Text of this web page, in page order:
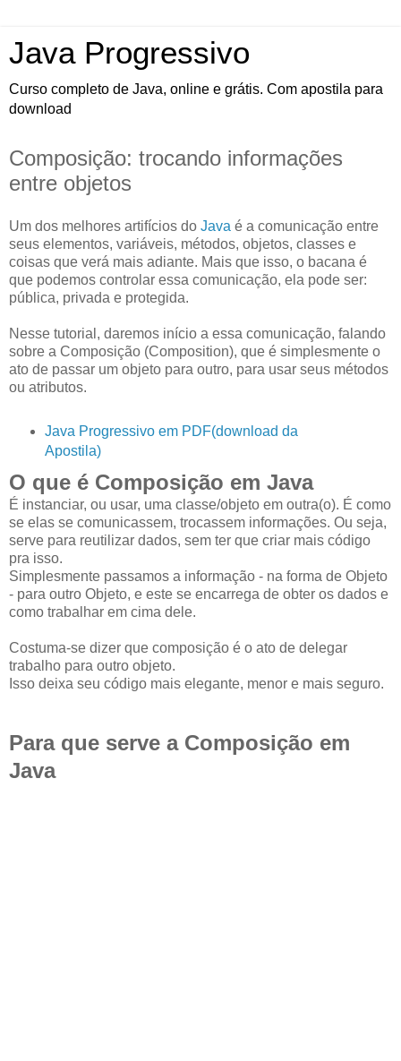
Java Progressivo
Curso completo de Java, online e grátis. Com apostila para
download
Composição: trocando informações
entre objetos
Um dos melhores artifícios do Java é a comunicação entre
seus elementos, variáveis, métodos, objetos, classes e
coisas que verá mais adiante. Mais que isso, o bacana é
que podemos controlar essa comunicação, ela pode ser:
pública, privada e protegida.
Nesse tutorial, daremos início a essa comunicação, falando
sobre a Composição (Composition), que é simplesmente o
ato de passar um objeto para outro, para usar seus métodos
ou atributos.
Java Progressivo em PDF(download da
Apostila)
O que é Composição em Java
É instanciar, ou usar, uma classe/objeto em outra(o). É como
se elas se comunicassem, trocassem informações. Ou seja,
serve para reutilizar dados, sem ter que criar mais código
pra isso.
Simplesmente passamos a informação - na forma de Objeto
- para outro Objeto, e este se encarrega de obter os dados e
como trabalhar em cima dele.
Costuma-se dizer que composição é o ato de delegar
trabalho para outro objeto.
Isso deixa seu código mais elegante, menor e mais seguro.
Para que serve a Composição em
Java